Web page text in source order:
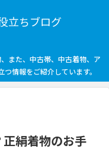
立ちブログ
また、中古帯、中古着物、ア
情報をご紹介しています。
正絹着物のお手